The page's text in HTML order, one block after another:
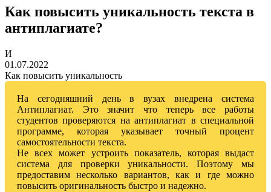
Как повысить уникальность текста в
антиплагиате?
И
01.07.2022
Как повысить уникальность
На сегодняшний день в вузах внедрена система
Антиплагиат. Это значит что теперь все работы
студентов проверяются на антиплагиат в специальной
программе, которая указывает точный процент
самостоятельности текста.
Не всех может устроить показатель, которая выдаст
система для проверки уникальности. Поэтому мы
предоставим несколько вариантов, как и где можно
повысить оригинальность быстро и надежно.